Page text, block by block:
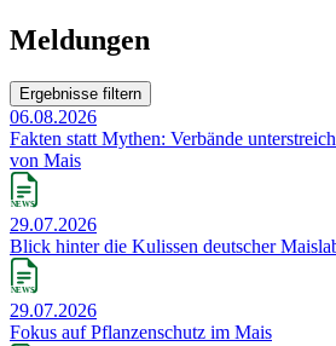
Meldungen
Ergebnisse filtern
06.08.2026
Fakten statt Mythen: Verbände
von Mais
29.07.2026
Blick hinter die Kulissen deutscher
29.07.2026
Fokus auf Pflanzenschutz im Mais